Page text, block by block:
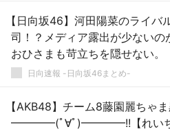
【日向坂46】河田陽菜のライバ
司！？メディア露出が少ないの
おひさまも苛立ちを隠せない。
日向速報 -日向坂46まとめ-
【AKB48】チーム8藤園麗ちゃ
━━━━(ﾟ∀ﾟ)━━━━!!【れいち